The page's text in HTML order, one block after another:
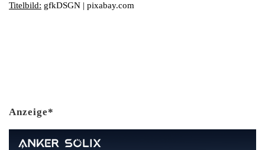
Titelbild: gfkDSGN | pixabay.com
Anzeige*